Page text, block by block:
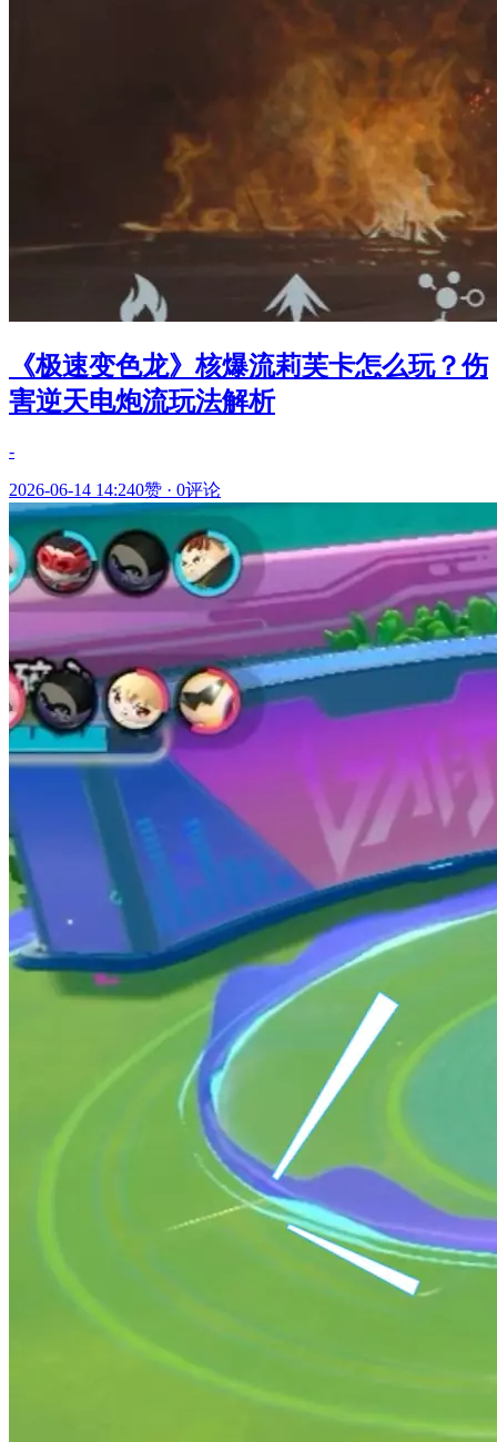
《极速变色龙》核爆流莉芙卡怎么玩？伤
害逆天电炮流玩法解析
-
2026-06-14 14:240赞 · 0评论